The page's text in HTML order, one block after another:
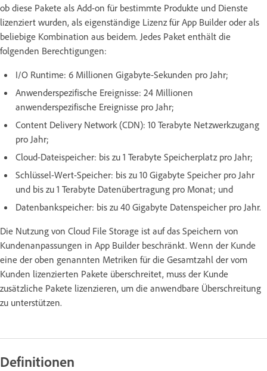
ob diese Pakete als Add-on für bestimmte Produkte und Dienste
lizenziert wurden, als eigenständige Lizenz für App Builder oder als
beliebige Kombination aus beidem. Jedes Paket enthält die
folgenden Berechtigungen:
I/O Runtime: 6 Millionen Gigabyte-Sekunden pro Jahr;
Anwenderspezifische Ereignisse: 24 Millionen
anwenderspezifische Ereignisse pro Jahr;
Content Delivery Network (CDN): 10 Terabyte Netzwerkzugang
pro Jahr;
Cloud-Dateispeicher: bis zu 1 Terabyte Speicherplatz pro Jahr;
Schlüssel-Wert-Speicher: bis zu 10 Gigabyte Speicher pro Jahr
und bis zu 1 Terabyte Datenübertragung pro Monat; und
Datenbankspeicher: bis zu 40 Gigabyte Datenspeicher pro Jahr.
Die Nutzung von Cloud File Storage ist auf das Speichern von
Kundenanpassungen in App Builder beschränkt. Wenn der Kunde
eine der oben genannten Metriken für die Gesamtzahl der vom
Kunden lizenzierten Pakete überschreitet, muss der Kunde
zusätzliche Pakete lizenzieren, um die anwendbare Überschreitung
zu unterstützen.
Definitionen